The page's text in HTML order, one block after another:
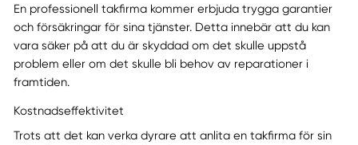
En professionell takfirma kommer erbjuda trygga garantier
och försäkringar för sina tjänster. Detta innebär att du kan
vara säker på att du är skyddad om det skulle uppstå
problem eller om det skulle bli behov av reparationer i
framtiden.
Kostnadseffektivitet
Trots att det kan verka dyrare att anlita en takfirma för sin